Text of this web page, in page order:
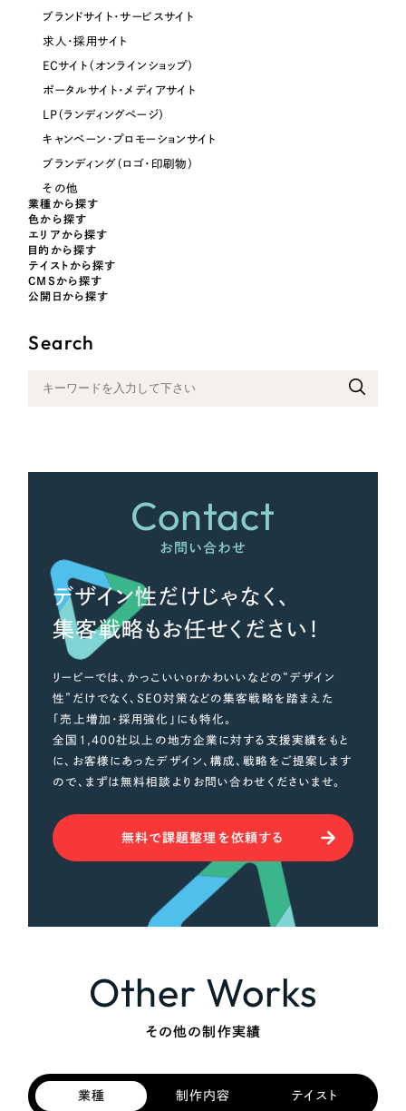
オレンジ・橙色
パープル・紫色
ピンク・桃色
ブランドサイト・サービスサイト
求人・採用サイト
ECサイト（オンラインショップ）
ポータルサイト・メディアサイト
LP（ランディングページ）
キャンペーン・プロモーションサイト
ブランディング（ロゴ・印刷物）
その他
業種から探す
色から探す
エリアから探す
目的から探す
テイストから探す
CMSから探す
公開日から探す
Search
Contact
お問い合わせ
デザイン性だけじゃなく、
集客戦略もお任せください！
リーピーでは、かっこいいorかわいいなどの“デザイン
性”だけでなく、SEO対策などの集客戦略を踏まえた
「売上増加・採用強化」にも特化。
全国1,400社以上の地方企業に対する支援実績をもと
に、お客様にあったデザイン、構成、戦略をご提案します
ので、まずは無料相談よりお問い合わせくださいませ。
無料で課題整理を依頼する
Other Works
その他の制作実績
業種 制作内容 テイスト